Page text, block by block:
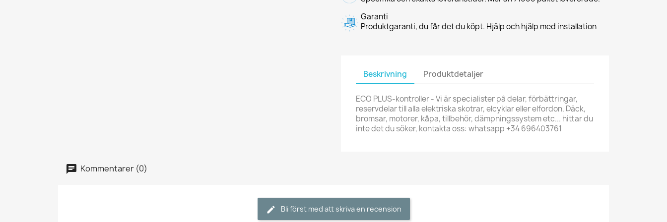
Garanti
Produktgaranti, du får det du köpt. Hjälp och hjälp med installation
Beskrivning Produktdetaljer
ECO PLUS-kontroller - Vi är specialister på delar, förbättringar,
reservdelar till alla elektriska skotrar, elcyklar eller elfordon. Däck,
bromsar, motorer, kåpa, tillbehör, dämpningssystem etc... hittar du
inte det du söker, kontakta oss: whatsapp +34 696403761
Kommentarer (0)
Bli först med att skriva en recension